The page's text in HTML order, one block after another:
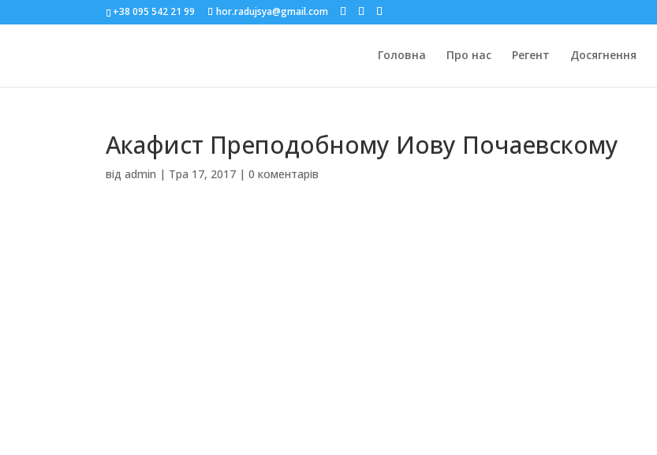
+38 095 542 21 99 hor.radujsya@gmail.com
Головна Про нас Регент Досягнення
Акафист Преподобному Иову Почаевскому
відadmin | Тра 17, 2017 |0 коментарів